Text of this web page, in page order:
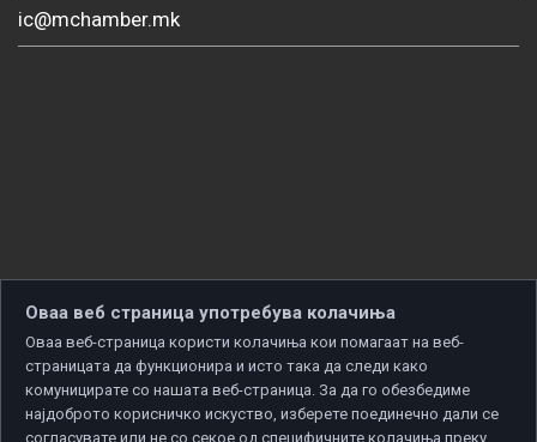
ic@mchamber.mk
Оваа веб страница употребува колачиња
Оваа веб-страница користи колачиња кои помагаат на веб-
страницата да функционира и исто така да следи како
комуницирате со нашата веб-страница. За да го обезбедиме
најдоброто корисничко искуство, изберете поединечно дали се
согласувате или не со секое од специфичните колачиња преку